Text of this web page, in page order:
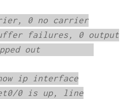
0 no carrier
failures, 0 output
out
ip interface
0 is up, line